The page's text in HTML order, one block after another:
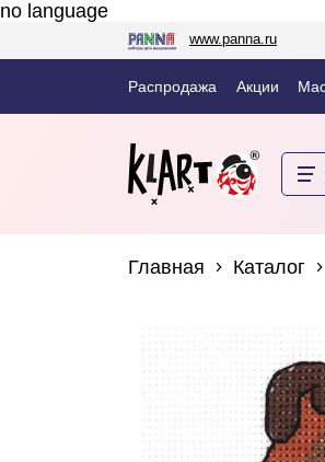
no language
www.panna.ru
Распродажа Акции
Главная Каталог